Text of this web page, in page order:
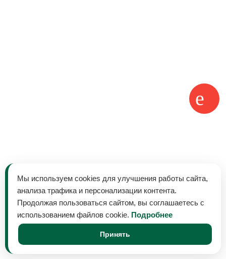
Мы используем cookies для улучшения работы сайта,
анализа трафика и персонализации контента.
Продолжая пользоваться сайтом, вы соглашаетесь с
использованием файлов cookie. Подробнее
Принять